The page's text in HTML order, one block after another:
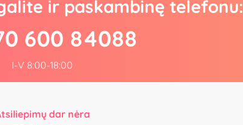
ir paskambinę telefonu:
600 84088
I-V 8:00-18:00
Atsiliepimų dar nėra